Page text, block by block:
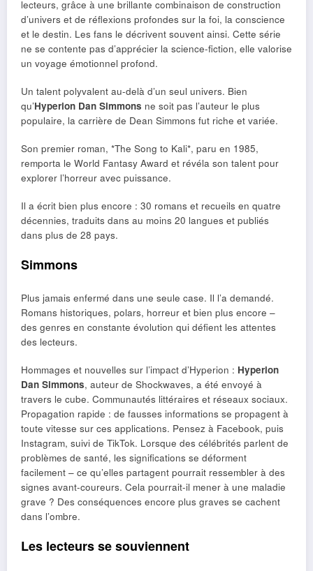
lecteurs, grâce à une brillante combinaison de construction
d’univers et de réflexions profondes sur la foi, la conscience
et le destin. Les fans le décrivent souvent ainsi. Cette série
ne se contente pas d’apprécier la science-fiction, elle valorise
un voyage émotionnel profond.
Un talent polyvalent au-delà d’un seul univers. Bien
qu’Hyperion Dan Simmons ne soit pas l’auteur le plus
populaire, la carrière de Dean Simmons fut riche et variée.
Son premier roman, *The Song to Kali*, paru en 1985,
remporta le World Fantasy Award et révéla son talent pour
explorer l’horreur avec puissance.
Il a écrit bien plus encore : 30 romans et recueils en quatre
décennies, traduits dans au moins 20 langues et publiés
dans plus de 28 pays.
Simmons
Plus jamais enfermé dans une seule case. Il l’a demandé.
Romans historiques, polars, horreur et bien plus encore –
des genres en constante évolution qui défient les attentes
des lecteurs.
Hommages et nouvelles sur l’impact d’Hyperion : Hyperion
Dan Simmons, auteur de Shockwaves, a été envoyé à
travers le cube. Communautés littéraires et réseaux sociaux.
Propagation rapide : de fausses informations se propagent à
toute vitesse sur ces applications. Pensez à Facebook, puis
Instagram, suivi de TikTok. Lorsque des célébrités parlent de
problèmes de santé, les significations se déforment
facilement – ​​ce qu’elles partagent pourrait ressembler à des
signes avant-coureurs. Cela pourrait-il mener à une maladie
grave ? Des conséquences encore plus graves se cachent
dans l’ombre.
Les lecteurs se souviennent